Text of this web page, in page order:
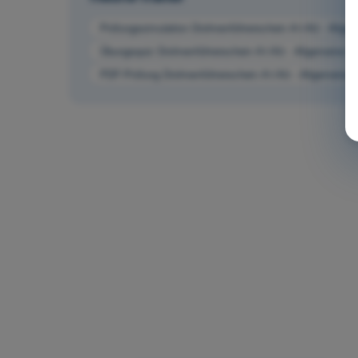
Prüfungssimulation Drohnenführerschein A1/A3 -
Übungsquiz Drohnenführerschein A1/A3 - Allgemeine